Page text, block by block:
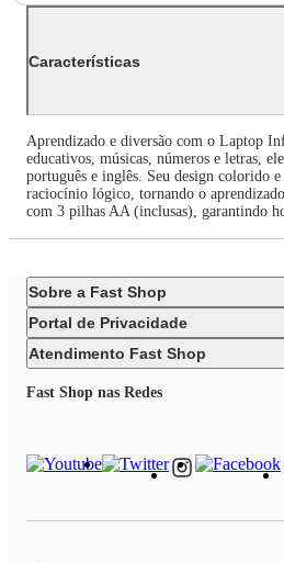
Características
Aprendizado e diversão com o Laptop
educativos, músicas, números e letras,
português e inglês. Seu design colorido
raciocínio lógico, tornando o
com 3 pilhas AA (inclusas), garantindo
Sobre a Fast Shop
Portal de Privacidade
Atendimento Fast Shop
Fast Shop nas Redes